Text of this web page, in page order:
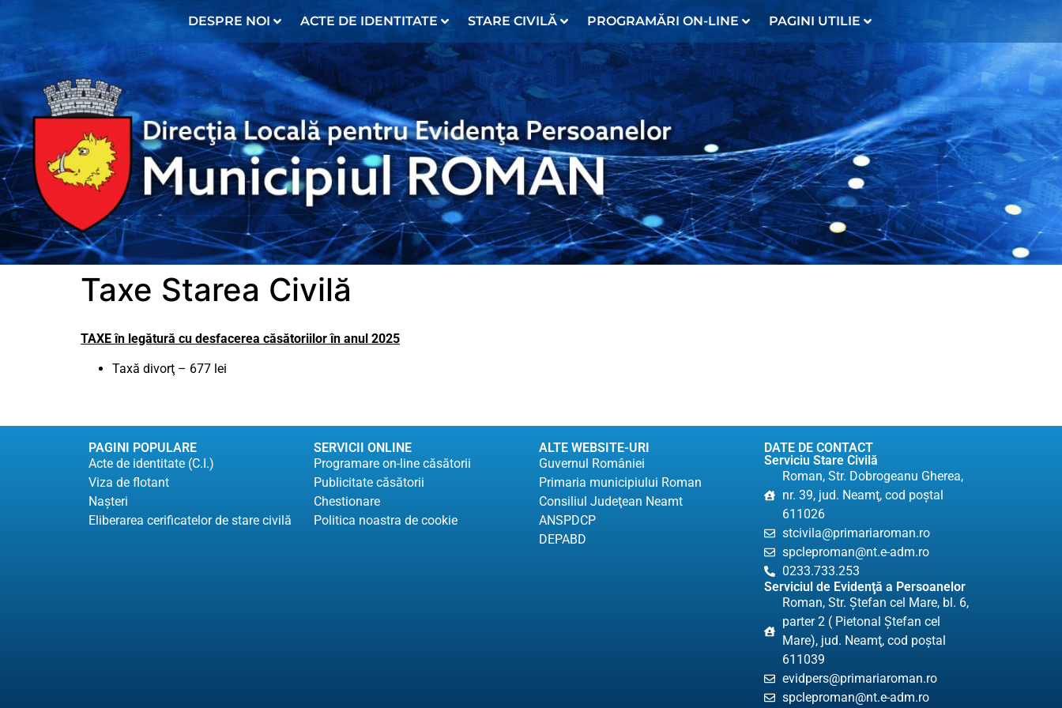
DESPRE NOI ACTE DE IDENTITATE STARE CIVILĂ PROGRAMĂRI ON-LINE PAGINI UTILIE
Taxe Starea Civilă
TAXE în legătură cu desfacerea căsătoriilor în anul 2025
Taxă divorţ – 677 lei
PAGINI POPULARE
Acte de identitate (C.I.)
Viza de flotant
Naşteri
Eliberarea cerificatelor de stare civilă
SERVICII ONLINE
Programare on-line căsătorii
Publicitate căsătorii
Chestionare
Politica noastra de cookie
ALTE WEBSITE-URI
Guvernul României
Primaria municipiului Roman
Consiliul Judeţean Neamt
ANSPDCP
DEPABD
DATE DE CONTACT
Serviciu Stare Civilă
Roman, Str. Dobrogeanu Gherea,
nr. 39, jud. Neamţ, cod poştal
611026
stcivila@primariaroman.ro
spcleproman@nt.e-adm.ro
0233.733.253
Serviciul de Evidenţă a Persoanelor
Roman, Str. Ştefan cel Mare, bl. 6,
parter 2 ( Pietonal Ștefan cel
Mare), jud. Neamţ, cod poştal
611039
evidpers@primariaroman.ro
spcleproman@nt.e-adm.ro